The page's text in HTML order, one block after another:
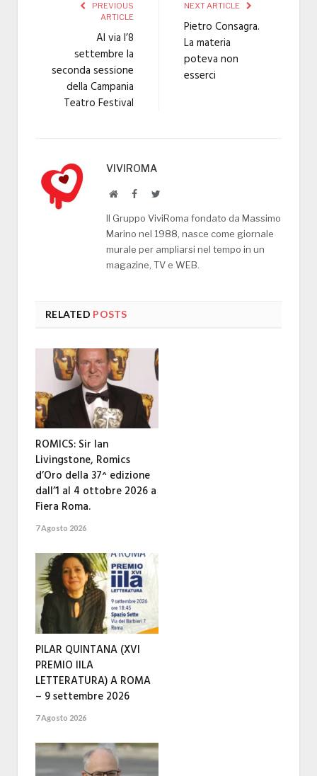
PREVIOUS
ARTICLE
Al via l’8
settembre la
seconda sessione
della Campania
Teatro Festival
NEXT ARTICLE
Pietro Consagra.
La materia
poteva non
esserci
VIVIROMA
WebsiteFacebookTwitter
Il Gruppo ViviRoma fondato da Massimo
Marino nel 1988, nasce come giornale
murale per ampliarsi nel tempo in un
magazine, TV e WEB.
RELATED POSTS
ROMICS: Sir Ian
Livingstone, Romics
d’Oro della 37^ edizione
dall’1 al 4 ottobre 2026 a
Fiera Roma.
7 Agosto 2026
PILAR QUINTANA (XVI
PREMIO IILA
LETTERATURA) A ROMA
– 9 settembre 2026
7 Agosto 2026